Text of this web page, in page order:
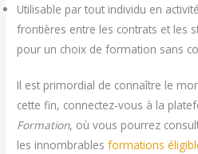
Utilisable par tout individu en
frontières entre les contrats et les
pour un choix de formation sans
Il est primordial de connaître le
cette fin, connectez-vous à la
Formation, où vous pourrez
les innombrablesformations